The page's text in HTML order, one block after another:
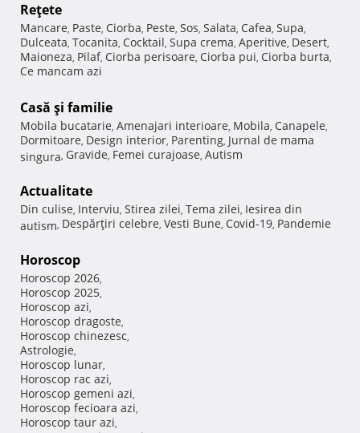
Reţete
Mancare, Paste, Ciorba, Peste, Sos, Salata, Cafea, Supa,
Dulceata, Tocanita, Cocktail, Supa crema, Aperitive, Desert,
Maioneza, Pilaf, Ciorba perisoare, Ciorba pui, Ciorba burta,
Ce mancam azi
Casă şi familie
Mobila bucatarie, Amenajari interioare, Mobila, Canapele,
Dormitoare, Design interior, Parenting, Jurnal de mama
singura, Gravide, Femei curajoase, Autism
Actualitate
Din culise, Interviu, Stirea zilei, Tema zilei, Iesirea din
autism, Despărţiri celebre, Vesti Bune, Covid-19, Pandemie
Horoscop
Horoscop 2026,
Horoscop 2025,
Horoscop azi,
Horoscop dragoste,
Horoscop chinezesc,
Astrologie,
Horoscop lunar,
Horoscop rac azi,
Horoscop gemeni azi,
Horoscop fecioara azi,
Horoscop taur azi,